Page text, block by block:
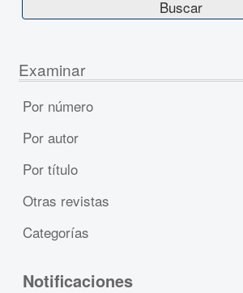
Examinar
Por número
Por autor
Por título
Otras revistas
Categorías
Notificaciones